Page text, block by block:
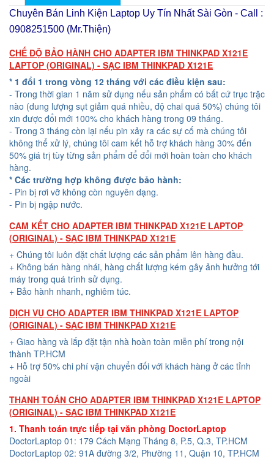
Chuyên Bán Linh Kiện Laptop Uy Tín Nhất Sài Gòn - Call :
0908251500 (Mr.Thiện)
CHẾ ĐỘ BẢO HÀNH CHO ADAPTER IBM THINKPAD X121E
LAPTOP (ORIGINAL) - SẠC IBM THINKPAD X121E
* 1 đổi 1 trong vòng 12 tháng với các điều kiện sau:
- Trong thời gian 1 năm sử dụng nếu sản phẩm có bất cứ trục trặc
nào (dung lượng sụt giảm quá nhiều, độ chai quá 50%) chúng tôi
xin được đổi mới 100% cho khách hàng trong 09 tháng.
- Trong 3 tháng còn lại nếu pin xảy ra các sự cố mà chúng tôi
không thể xử lý, chúng tôi cam kết hỗ trợ khách hàng 30% đến
50% giá trị tùy từng sản phẩm để đổi mới hoàn toàn cho khách
hàng.
* Các trường hợp không được bảo hành:
- Pin bị rơi vỡ không còn nguyên dạng.
- Pin bị ngập nước.
CAM KẾT CHO ADAPTER IBM THINKPAD X121E LAPTOP
(ORIGINAL) - SẠC IBM THINKPAD X121E
+ Chúng tôi luôn đặt chất lượng các sản phẩm lên hàng đầu.
+ Không bán hàng nhái, hàng chất lượng kém gây ảnh hưởng tới
máy trong quá trình sử dụng.
+ Bảo hành nhanh, nghiêm túc.
DỊCH VỤ CHO ADAPTER IBM THINKPAD X121E LAPTOP
(ORIGINAL) - SẠC IBM THINKPAD X121E
+ Giao hàng và lắp đặt tận nhà hoàn toàn miễn phí trong nội
thành TP.HCM
+ Hỗ trợ 50% chi phí vận chuyển đối với khách hàng ở các tỉnh
ngoài
THANH TOÁN CHO ADAPTER IBM THINKPAD X121E LAPTOP
(ORIGINAL) - SẠC IBM THINKPAD X121E
1. Thanh toán trực tiếp tại văn phòng DoctorLaptop
DoctorLaptop 01: 179 Cách Mạng Tháng 8, P.5, Q.3, TP.HCM
DoctorLaptop 02: 91A đường 3/2, Phường 11, Quận 10, TP.HCM